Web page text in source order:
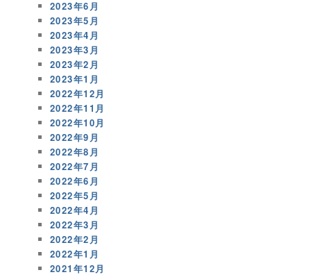
2023年6月
2023年5月
2023年4月
2023年3月
2023年2月
2023年1月
2022年12月
2022年11月
2022年10月
2022年9月
2022年8月
2022年7月
2022年6月
2022年5月
2022年4月
2022年3月
2022年2月
2022年1月
2021年12月